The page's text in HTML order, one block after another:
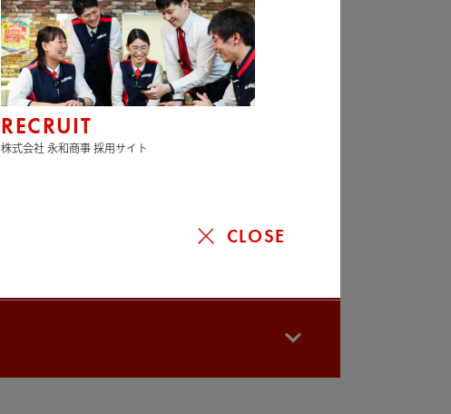
RECRUIT
株式会社 永和商事 採用サイト
CLOSE